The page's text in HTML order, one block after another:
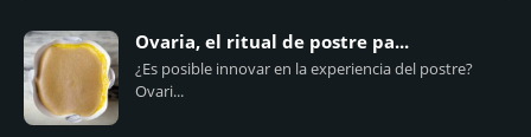
Ovaria, el ritual de postre pa...
¿Es posible innovar en la experiencia del postre?
Ovari...